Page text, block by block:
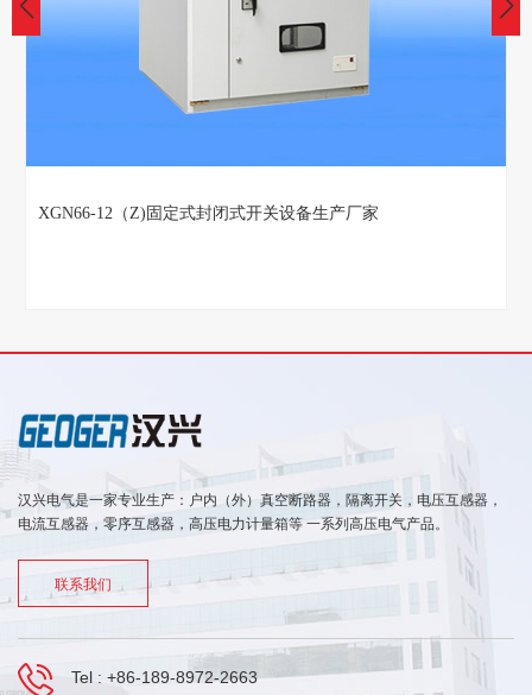
XGN66-12（Z)固定式封闭式开关设备生产厂家
汉兴电气是一家专业生产：户内（外）真空断路器，隔离开关，电压互感器，
电流互感器，零序互感器，高压电力计量箱等 一系列高压电气产品。
联系我们
Tel : +86-189-8972-2663